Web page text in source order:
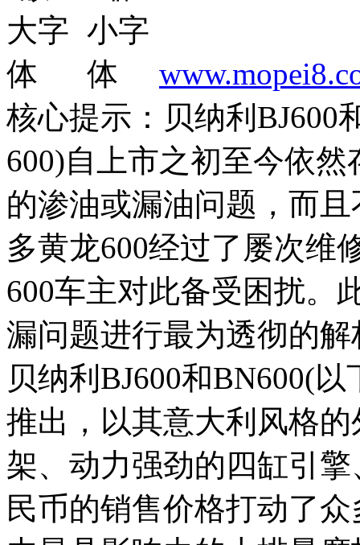
核心提示：贝纳利BJ600
600)自上市之初至今依
的渗油或漏油问题，而
多黄龙600经过了屡次维
600车主对此备受困扰。
漏问题进行最为透彻的解
贝纳利BJ600和BN600(
推出，以其意大利风格
架、动力强劲的四缸引
民币的销售价格打动了